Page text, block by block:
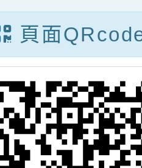
頁面